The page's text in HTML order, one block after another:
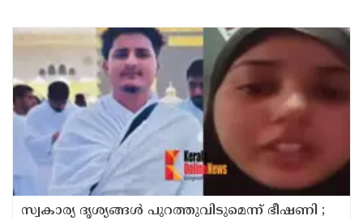
സ്വകാര്യ ദൃശ്യങ്ങള്‍ പുറത്തുവിടുമെന്ന് ഭീഷണി ;